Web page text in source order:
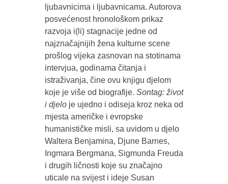
ljubavnicima i ljubavnicama. Autorova
posvećenost hronološkom prikaz
razvoja i(li) stagnacije jedne od
najznačajnijih žena kulturne scene
prošlog vijeka zasnovan na stotinama
intervjua, godinama čitanja i
istraživanja, čine ovu knjigu djelom
koje je više od biografije. Sontag: život
i djeloje ujedno i odiseja kroz neka od
mjesta američke i evropske
humanističke misli, sa uvidom u djelo
Waltera Benjamina, Djune Barnes,
Ingmara Bergmana, Sigmunda Freuda
i drugih ličnosti koje su značajno
uticale na svijest i ideje Susan